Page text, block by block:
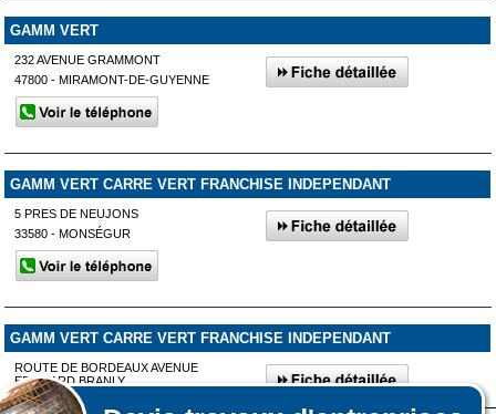
GAMM VERT
232 AVENUE GRAMMONT
47800 - MIRAMONT-DE-GUYENNE
GAMM VERT CARRE VERT FRANCHISE INDEPENDANT
5 PRES DE NEUJONS
33580 - MONSÉGUR
GAMM VERT CARRE VERT FRANCHISE INDEPENDANT
ROUTE DE BORDEAUX AVENUE
EDOUARD BRANLY
47400 - TONNEINS